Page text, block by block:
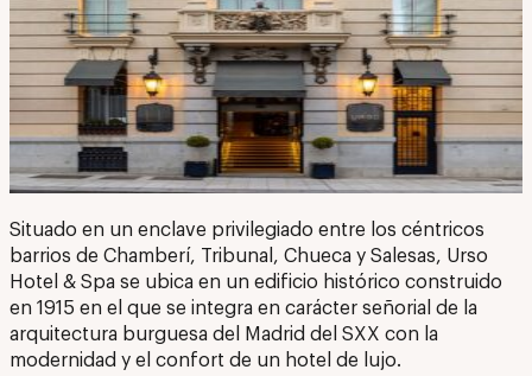
Situado en un enclave privilegiado entre los céntricos
barrios de Chamberí, Tribunal, Chueca y Salesas, Urso
Hotel & Spa se ubica en un edificio histórico construido
en 1915 en el que se integra en carácter señorial de la
arquitectura burguesa del Madrid del SXX con la
modernidad y el confort de un hotel de lujo.